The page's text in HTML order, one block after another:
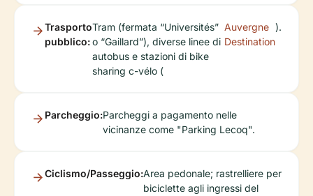
Trasporto
pubblico:
Tram (fermata “Universités”
o “Gaillard”), diverse linee di
autobus e stazioni di bike
sharing c-vélo (
Auvergne
Destination
).
Parcheggio:Parcheggi a pagamento nelle
vicinanze come "Parking Lecoq".
Ciclismo/Passeggio:Area pedonale; rastrelliere per
biciclette agli ingressi del